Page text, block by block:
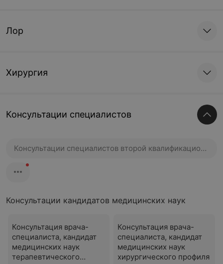
Лор
Хирургия
Консультации специалистов
Консультации специалистов второй квалификационной категории
Консультации кандидатов медицинских наук
Консультация врача-
специалиста, кандидат
медицинских наук
терапевтического
Консультация врача-
специалиста, кандидат
медицинских наук
хирургического профиля